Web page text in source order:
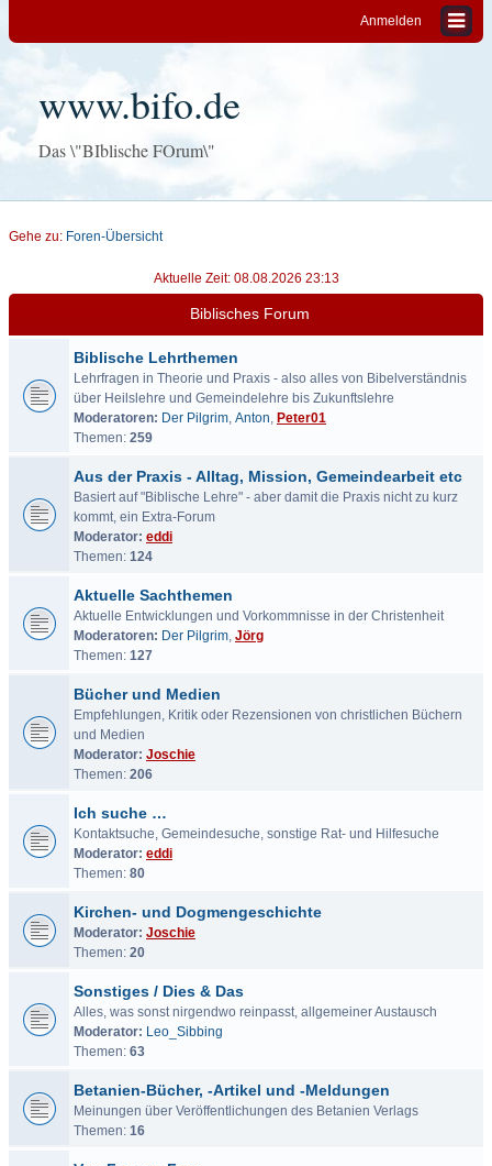
Anmelden
www.bifo.de
Das \"BIblische FOrum\"
Gehe zu: Foren-Übersicht
Aktuelle Zeit: 08.08.2026 23:13
Biblisches Forum
Biblische Lehrthemen
Lehrfragen in Theorie und Praxis - also alles von Bibelverständnis
über Heilslehre und Gemeindelehre bis Zukunftslehre
Moderatoren: Der Pilgrim, Anton, Peter01
Themen: 259
Aus der Praxis - Alltag, Mission, Gemeindearbeit etc
Basiert auf "Biblische Lehre" - aber damit die Praxis nicht zu kurz
kommt, ein Extra-Forum
Moderator: eddi
Themen: 124
Aktuelle Sachthemen
Aktuelle Entwicklungen und Vorkommnisse in der Christenheit
Moderatoren: Der Pilgrim, Jörg
Themen: 127
Bücher und Medien
Empfehlungen, Kritik oder Rezensionen von christlichen Büchern
und Medien
Moderator: Joschie
Themen: 206
Ich suche …
Kontaktsuche, Gemeindesuche, sonstige Rat- und Hilfesuche
Moderator: eddi
Themen: 80
Kirchen- und Dogmengeschichte
Moderator: Joschie
Themen: 20
Sonstiges / Dies & Das
Alles, was sonst nirgendwo reinpasst, allgemeiner Austausch
Moderator: Leo_Sibbing
Themen: 63
Betanien-Bücher, -Artikel und -Meldungen
Meinungen über Veröffentlichungen des Betanien Verlags
Themen: 16